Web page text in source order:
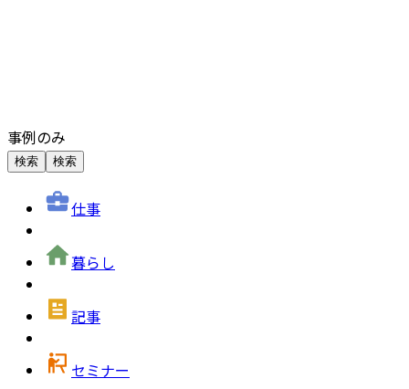
事例のみ
検索 検索
仕事
暮らし
記事
セミナー